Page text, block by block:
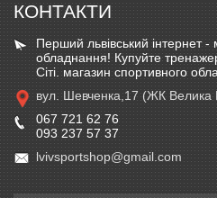
КОНТАКТИ
Перший львівський інтернет
обладнання! Купуйте
Сіті. магазин спортивного
вул. Шевченка,17 (ЖК Велика
067 721 62 76
093 237 57 37
lvivsportshop@gmail.com